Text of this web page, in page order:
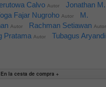
Calvo Autor
Jonathan M.
Fajar Nugroho Autor
M.
Autor Rachman Setiawan Autor
Pratama Autor
Tubagus Aryandi